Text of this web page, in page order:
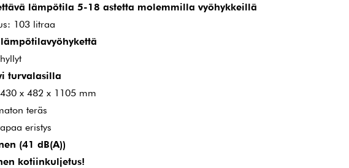
lämpötila 5-18 astetta molemmilla vyöhykkeillä
103 litraa
turvalasilla
x 482 x 1105 mm
teräs
eristys
(41 dB(A))
kotiinkuljetus!